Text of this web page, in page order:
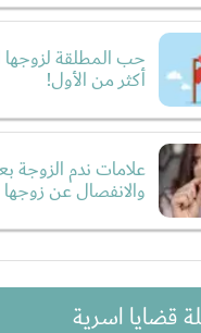
حب المطلقة لزوجها
أكثر من الأول!
علامات ندم الزوجة
والانفصال عن زوجها
قضايا اسرية